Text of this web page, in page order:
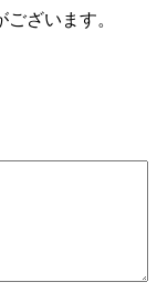
ざいます。